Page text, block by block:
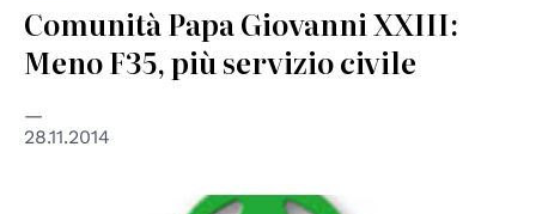
Comunità Papa Giovanni XXIII:
Meno F35, più servizio civile
28.11.2014